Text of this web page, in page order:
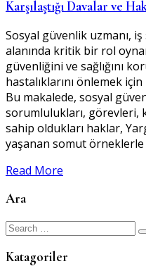
Karşılaştığı Davalar ve
Sosyal güvenlik uzmanı, iş
alanında kritik bir rol
güvenliğini ve sağlığını
hastalıklarını önlemek
Bu makalede, sosyal
sorumlulukları, görevleri,
sahip oldukları haklar,
yaşanan somut örneklerle
Read More
Ara
Search
Katagoriler